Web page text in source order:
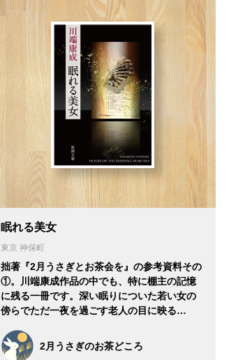
眠れる美女
東京 神保町
拙著『2月うさぎとお茶会を』の参考資料その
①。川端康成作品の中でも、特に棚主の記憶
に残る一冊です。深い眠りについた若い女の
傍らでただ一夜を過ごす老人の目に映る…
2月うさぎのお茶どころ